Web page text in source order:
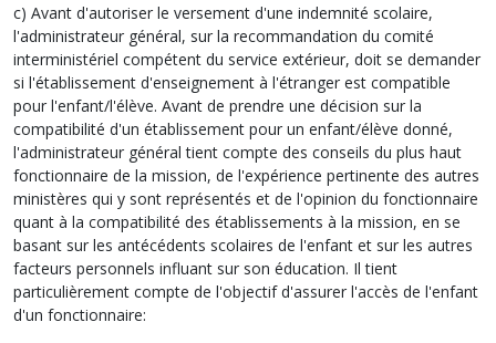
c) Avant d'autoriser le versement d'une indemnité scolaire,
l'administrateur général, sur la recommandation du comité
interministériel compétent du service extérieur, doit se demander
si l'établissement d'enseignement à l'étranger est compatible
pour l'enfant/l'élève. Avant de prendre une décision sur la
compatibilité d'un établissement pour un enfant/élève donné,
l'administrateur général tient compte des conseils du plus haut
fonctionnaire de la mission, de l'expérience pertinente des autres
ministères qui y sont représentés et de l'opinion du fonctionnaire
quant à la compatibilité des établissements à la mission, en se
basant sur les antécédents scolaires de l'enfant et sur les autres
facteurs personnels influant sur son éducation. Il tient
particulièrement compte de l'objectif d'assurer l'accès de l'enfant
d'un fonctionnaire: